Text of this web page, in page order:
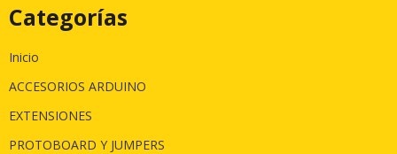
Categorías
Inicio
ACCESORIOS ARDUINO
EXTENSIONES
PROTOBOARD Y JUMPERS